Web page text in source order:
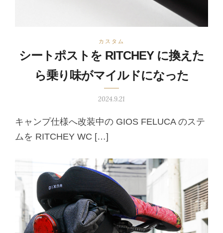
カスタム
シートポストを RITCHEY に換えた
ら乗り味がマイルドになった
2024.9.21
キャンプ仕様へ改装中の GIOS FELUCA のステ
ムを RITCHEY WC […]